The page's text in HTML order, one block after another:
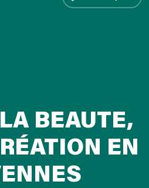
BEAUTE,
EN